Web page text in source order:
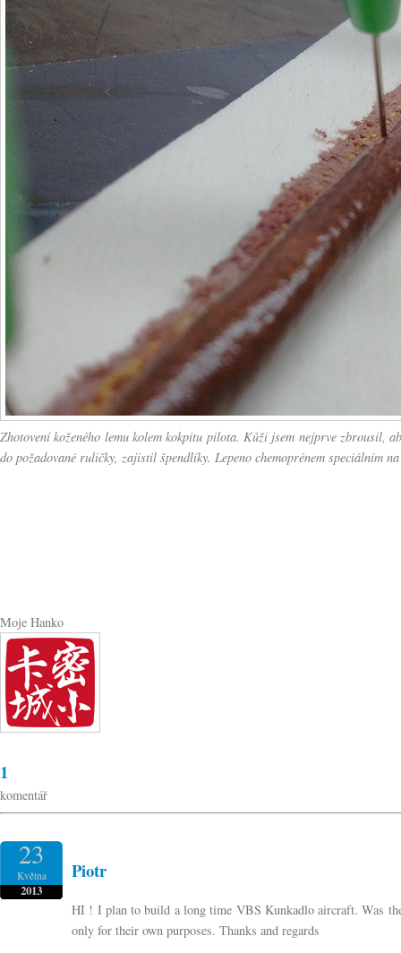
Zhotovení koženého lemu kolem kokpitu pilota. Kůži jsem nejprve
do požadované ruličky, zajistil špendlíky. Lepeno chemoprénem speciálním
Moje Hanko
1
komentář
23
Května
2013
Piotr
HI ! I plan to build a long time VBS Kunkadlo aircraft. Was
only for their own purposes. Thanks and regards